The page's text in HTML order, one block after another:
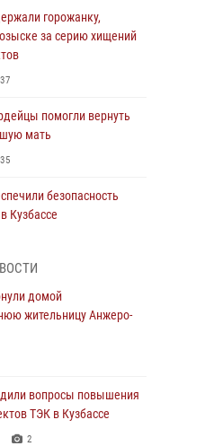
горожанку,
за серию хищений
помогли вернуть
мать
безопасность
Кузбассе
Олег Плохой поздравил
штатных
с
праздником
вступает в силу новый
о частной охранной
домой
жительницу Анжеро-
вопросы повышения
ТЭК в Кузбассе
2